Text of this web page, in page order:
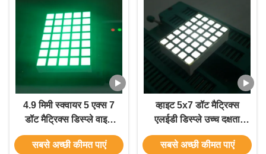
4.9 मिमी स्क्वायर 5 एक्स 7
डॉट मैट्रिक्स डिस्प्ले वाइड
दृश्य कोण के लिए कोण देखें
सबसे अच्छी कीमत पाएं
व्हाइट 5x7 डॉट मैट्रिक्स
एलईडी डिस्प्ले उच्च दक्षता
प्रोग्राम करने योग्य एलईडी
डिस्प्ले
सबसे अच्छी कीमत पाएं